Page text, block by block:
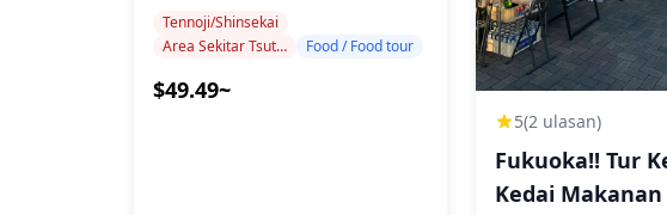
Tennoji/Shinsekai
Area Sekitar Tsutenkaku
Food / Food tour
$49.49~
5(2 ulasan)
Fukuoka!! Tur
Kedai Makanan